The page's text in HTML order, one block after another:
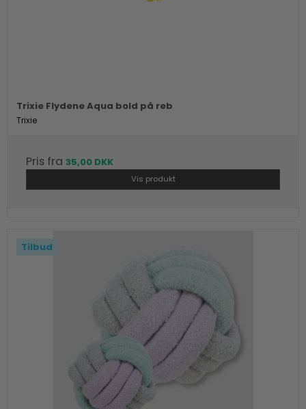
Trixie Flydene Aqua bold på reb
Trixie
Pris fra 35,00 DKK
Vis produkt
Tilbud